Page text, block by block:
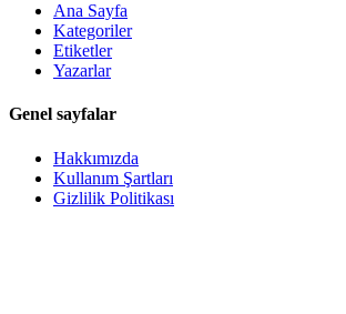
Ana Sayfa
Kategoriler
Etiketler
Yazarlar
Genel sayfalar
Hakkımızda
Kullanım Şartları
Gizlilik Politikası